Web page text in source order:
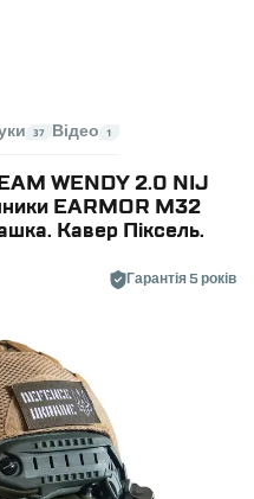
37 Відео 1
WENDY 2.0 NIJ
EARMOR M32
Кавер Піксель.
Гарантія 5 років